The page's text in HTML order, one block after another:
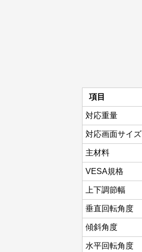
項目
対応重量
対応画面サイズ
主材料
VESA規格
上下調節幅
垂直回転角度
傾斜角度
水平回転角度